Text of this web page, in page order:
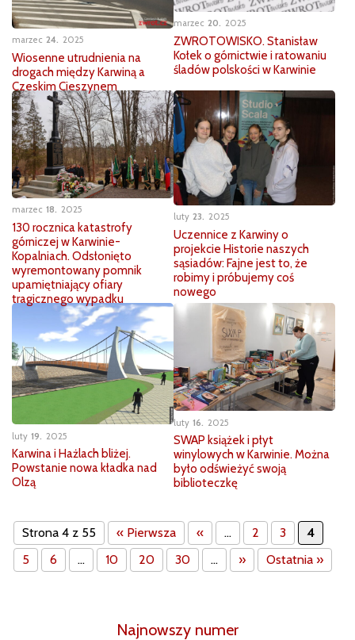
marzec 24 2025
Wiosenne utrudnienia na
drogach między Karwiną a
Czeskim Cieszynem
marzec 20 2025
ZWROTOWISKO. Stanisław
Kołek o górnictwie i ratowaniu
śladów polskości w Karwinie
marzec 18 2025
130 rocznica katastrofy
górniczej w Karwinie-
Kopalniach. Odsłonięto
wyremontowany pomnik
upamiętniający ofiary
tragicznego wypadku
luty 23 2025
Uczennice z Karwiny o
projekcie Historie naszych
sąsiadów: Fajne jest to, że
robimy i próbujemy coś
nowego
luty 19 2025
Karwina i Hażlach bliżej.
Powstanie nowa kładka nad
Olzą
luty 16 2025
SWAP książek i płyt
winylowych w Karwinie. Można
było odświeżyć swoją
biblioteczkę
Strona 4 z 55 « Pierwsza « ... 2 3
4
5
6 ... 10 20 30 ... » Ostatnia »
Najnowszy numer